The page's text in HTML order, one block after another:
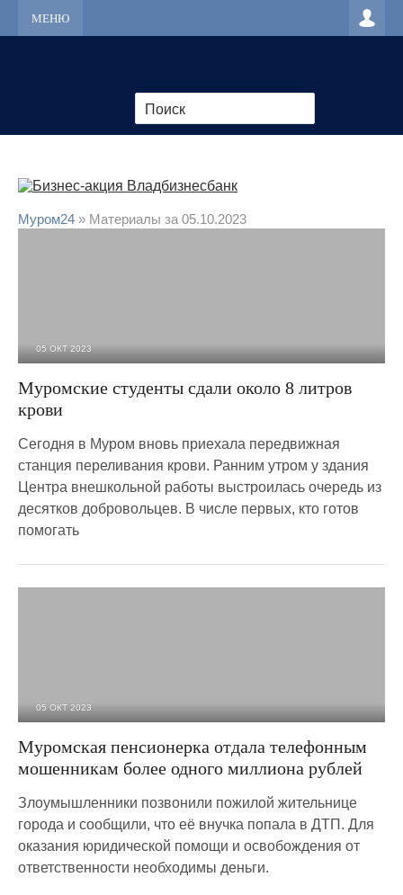
МЕНЮ
Муром24 » Материалы за 05.10.2023
05 ОКТ 2023
Муромские студенты сдали около 8 литров
крови
Сегодня в Муром вновь приехала передвижная
станция переливания крови. Ранним утром у здания
Центра внешкольной работы выстроилась очередь из
десятков добровольцев. В числе первых, кто готов
помогать
05 ОКТ 2023
Муромская пенсионерка отдала телефонным
мошенникам более одного миллиона рублей
Злоумышленники позвонили пожилой жительнице
города и сообщили, что её внучка попала в ДТП. Для
оказания юридической помощи и освобождения от
ответственности необходимы деньги.